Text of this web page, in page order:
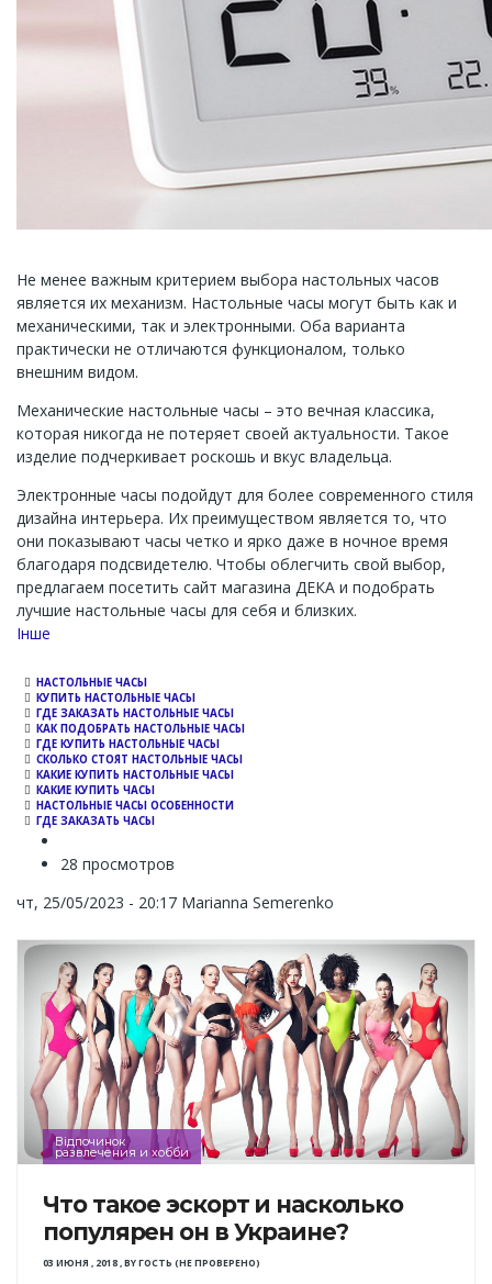
Не менее важным критерием выбора настольных часов
является их механизм. Настольные часы могут быть как и
механическими, так и электронными. Оба варианта
практически не отличаются функционалом, только
внешним видом.
Механические настольные часы – это вечная классика,
которая никогда не потеряет своей актуальности. Такое
изделие подчеркивает роскошь и вкус владельца.
Электронные часы подойдут для более современного стиля
дизайна интерьера. Их преимуществом является то, что
они показывают часы четко и ярко даже в ночное время
благодаря подсвидетелю. Чтобы облегчить свой выбор,
предлагаем посетить сайт магазина ДЕКА и подобрать
лучшие настольные часы для себя и близких.
Channel
Інше
НАСТОЛЬНЫЕ ЧАСЫ
КУПИТЬ НАСТОЛЬНЫЕ ЧАСЫ
ГДЕ ЗАКАЗАТЬ НАСТОЛЬНЫЕ ЧАСЫ
КАК ПОДОБРАТЬ НАСТОЛЬНЫЕ ЧАСЫ
ГДЕ КУПИТЬ НАСТОЛЬНЫЕ ЧАСЫ
СКОЛЬКО СТОЯТ НАСТОЛЬНЫЕ ЧАСЫ
КАКИЕ КУПИТЬ НАСТОЛЬНЫЕ ЧАСЫ
КАКИЕ КУПИТЬ ЧАСЫ
НАСТОЛЬНЫЕ ЧАСЫ ОСОБЕННОСТИ
ГДЕ ЗАКАЗАТЬ ЧАСЫ
28 просмотров
чт, 25/05/2023 - 20:17 Marianna Semerenko
Відпочинок
развлечения и хобби
Что такое эскорт и насколько
популярен он в Украине?
03 ИЮНЯ , 2018,BYГОСТЬ (НЕ ПРОВЕРЕНО)